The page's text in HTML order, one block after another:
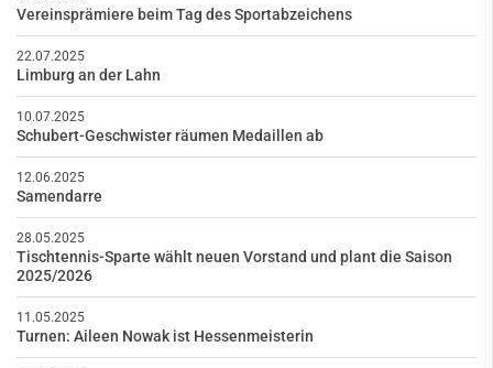
Vereinsprämiere beim Tag des Sportabzeichens
22.07.2025
Limburg an der Lahn
10.07.2025
Schubert-Geschwister räumen Medaillen ab
12.06.2025
Samendarre
28.05.2025
Tischtennis-Sparte wählt neuen Vorstand und plant die Saison
2025/2026
11.05.2025
Turnen: Aileen Nowak ist Hessenmeisterin